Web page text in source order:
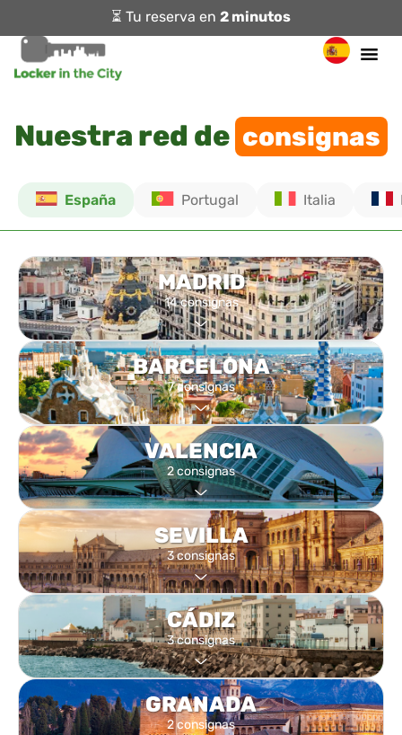
⏳ Tu reserva en 2 minutos
Nuestra red de consignas
España Portugal Italia
MADRID
14 consignas
BARCELONA
7 consignas
VALENCIA
2 consignas
SEVILLA
3 consignas
CÁDIZ
3 consignas
GRANADA
2 consignas